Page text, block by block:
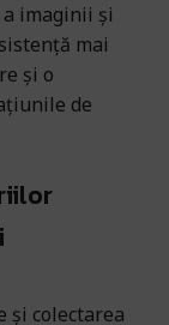
imaginii și
mai
și o
de
și colectarea